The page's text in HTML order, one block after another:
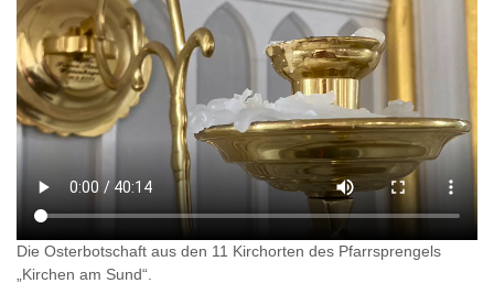
Die Osterbotschaft aus den 11 Kirchorten des Pfarrsprengels
„Kirchen am Sund“.